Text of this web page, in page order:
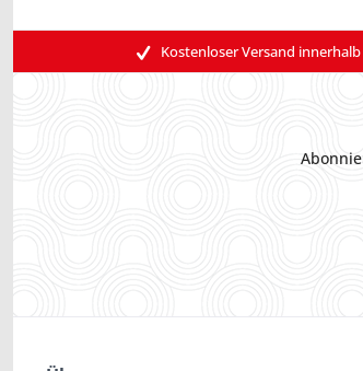
Kostenloser Versand